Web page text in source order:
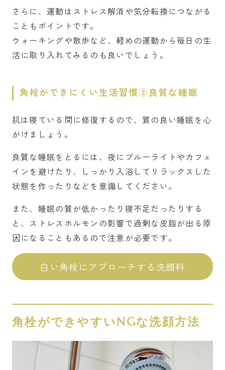
さらに、運動はストレス解消や気分転換につながる
こともポイントです。
ウォーキングや散歩など、軽めの運動から毎日の生
活に取り入れてみるのも良いでしょう。
角栓ができにくい生活習慣③良質な睡眠
肌は寝ている間に修復するので、質の良い睡眠を心
がけましょう。
良質な睡眠をとるには、夜にブルーライトやカフェ
インを避けたり、しっかり入浴してリラックスした
状態を作ったりなどを意識してください。
また、睡眠の質が低かったり寝不足だったりする
と、ストレスホルモンの影響で過剰な皮脂が出る原
因になることもあるので注意が必要です。
白い角栓にアプローチする洗顔料
角栓ができやすいNGな洗顔方法